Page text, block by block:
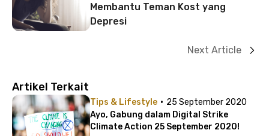
Membantu Teman Kost yang
Depresi
Next Article
Artikel Terkait
Tips & Lifestyle · 25 September 2020
Ayo, Gabung dalam Digital Strike
Climate Action 25 September 2020!